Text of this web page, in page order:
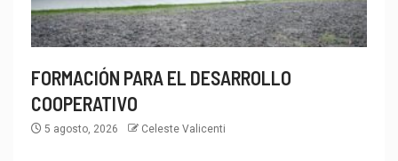
FORMACIÓN PARA EL DESARROLLO
COOPERATIVO
5 agosto, 2026 Celeste Valicenti